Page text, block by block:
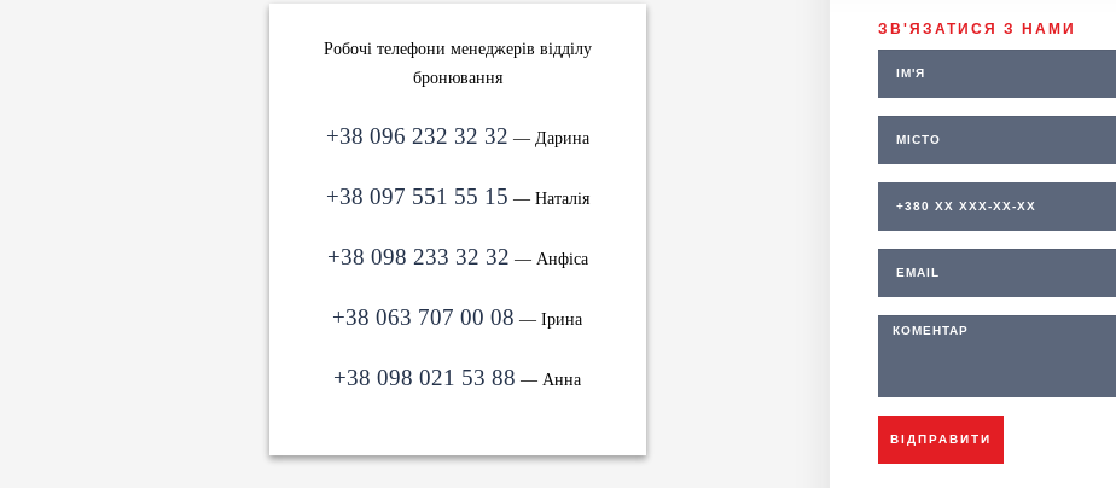
Робочі телефони менеджерів відділу
бронювання
+38 096 232 32 32 — Дарина
+38 097 551 55 15 — Наталія
+38 098 233 32 32 — Анфіса
+38 063 707 00 08 — Ірина
+38 098 021 53 88 — Анна
ЗВ'ЯЗАТИСЯ З НАМИ
ВІДПРАВИТИ